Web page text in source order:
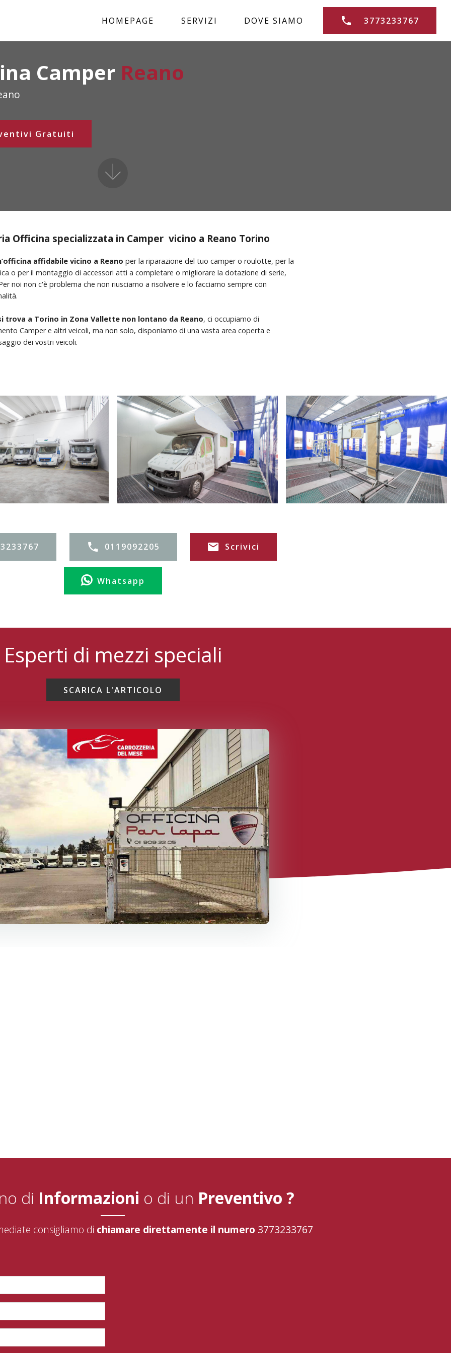
Camper Reano
Gratuiti
HOMEPAGE SERVIZI DOVE SIAMO 3773233767
Officina specializzata in Camper vicino a Reano Torino
affidabile vicino a Reano per la riparazione del tuo camper o roulotte, per la
o per il montaggio di accessori atti a completare o migliorare la dotazione di serie,
noi non c'è problema che non riusciamo a risolvere e lo facciamo sempre con
trova a Torino in Zona Vallette non lontano da Reano, ci occupiamo di
Camper e altri veicoli, ma non solo, disponiamo di una vasta area coperta e
dei vostri veicoli.
0119092205 Scrivici
Whatsapp
Esperti di mezzi speciali
SCARICA L'ARTICOLO
di Informazioni o di un Preventivo ?
consigliamo di chiamare direttamente il numero 3773233767